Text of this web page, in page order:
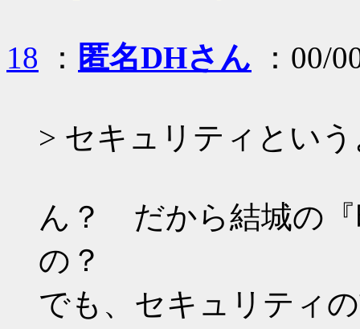
18 ： 匿名DHさん ：00/
> セキュリティとい
ん？ だから結城の『
の？
でも、セキュリティ